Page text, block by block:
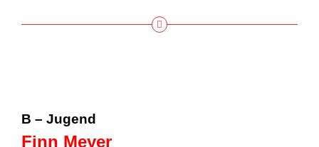
B – Jugend
Finn Meyer